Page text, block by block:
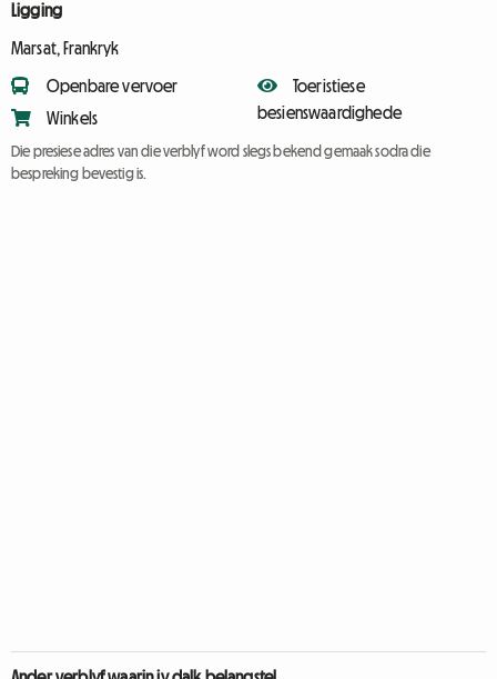
Ligging
Marsat, Frankryk
Openbare vervoer
Winkels
Toeristiese
besienswaardighede
Die presiese adres van die verblyf word slegs bekend gemaak sodra die
bespreking bevestig is.